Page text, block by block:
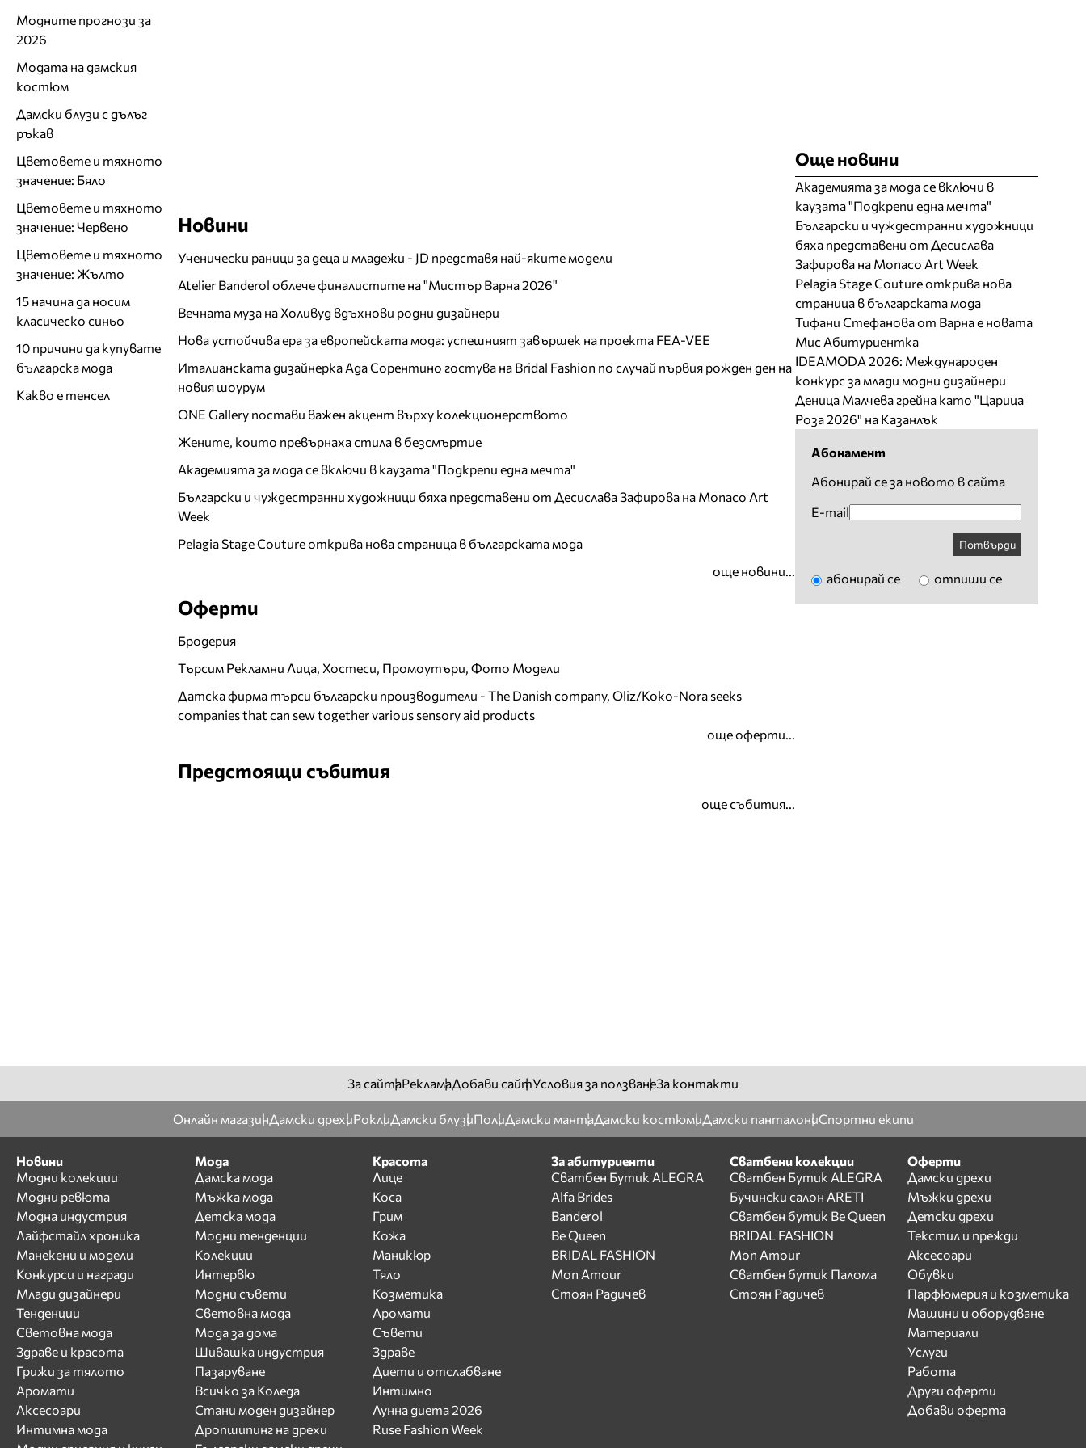
Новини
Ученически раници за деца и младежи - JD представя най-яките модели
Atelier Banderol облече финалистите на "Мистър Варна 2026"
Вечната муза на Холивуд вдъхнови родни дизайнери
Нова устойчива ера за европейската мода: успешният завършек на проекта FEA-VEE
Италианската дизайнерка Ада Сорентино гостува на Bridal Fashion по случай първия рожден ден на
новия шоурум
ONE Gallery постави важен акцент върху колекционерството
Жените, които превърнаха стила в безсмъртие
Академията за мода се включи в каузата "Подкрепи една мечта"
Български и чуждестранни художници бяха представени от Десислава Зафирова на Monaco Art
Week
Pelagia Stage Couture открива нова страница в българската мода
още новини...
Оферти
Бродерия
Търсим Рекламни Лица, Хостеси, Промоутъри, Фото Модели
Датска фирма търси български производители - The Danish company, Oliz/Koko-Nora seeks
companies that can sew together various sensory aid products
още оферти...
Предстоящи събития
още събития...
Модните прогнози за
2026
Модата на дамския
костюм
Дамски блузи с дълъг
ръкав
Цветовете и тяхното
значение: Бяло
Цветовете и тяхното
значение: Червено
Цветовете и тяхното
значение: Жълто
15 начина да носим
класическо синьо
10 причини да купувате
българска мода
Какво е тенсел
Още новини
Академията за мода се включи в
каузата "Подкрепи една мечта"
Български и чуждестранни художници
бяха представени от Десислава
Зафирова на Monaco Art Week
Pelagia Stage Couture открива нова
страница в българската мода
Тифани Стефанова от Варна е новата
Мис Абитуриентка
IDEAMODA 2026: Международен
конкурс за млади модни дизайнери
Деница Малчева грейна като "Царица
Роза 2026" на Казанлък
Абонамент
Абонирай се за новото в сайта
E-mail
Потвърди
абонирай се отпиши се
За сайтаРекламаДобави сайтУсловия за ползванеЗа контакти
Онлайн магазинДамски дрехиРоклиДамски блузиПолиДамски мантаДамски костюмиДамски панталониСпортни екипи
Новини
Модни колекции
Модни ревюта
Модна индустрия
Лайфстайл хроника
Манекени и модели
Конкурси и награди
Млади дизайнери
Тенденции
Световна мода
Здраве и красота
Грижи за тялото
Аромати
Аксесоари
Интимна мода
Мода
Дамска мода
Мъжка мода
Детска мода
Модни тенденции
Колекции
Интервю
Модни съвети
Световна мода
Мода за дома
Шивашка индустрия
Пазаруване
Всичко за Коледа
Стани моден дизайнер
Дропшипинг на дрехи
Красота
Лице
Коса
Грим
Кожа
Маникюр
Тяло
Козметика
Аромати
Съвети
Здраве
Диети и отслабване
Интимно
Лунна диета 2026
Ruse Fashion Week
За абитуриенти
Сватбен Бутик ALEGRA
Alfa Brides
Banderol
Be Queen
BRIDAL FASHION
Mon Amour
Стоян Радичев
Сватбени колекции
Сватбен Бутик ALEGRA
Бучински салон ARETI
Сватбен бутик Be Queen
BRIDAL FASHION
Mon Amour
Сватбен бутик Палома
Стоян Радичев
Оферти
Дамски дрехи
Мъжки дрехи
Детски дрехи
Текстил и прежди
Аксесоари
Обувки
Парфюмерия и козметика
Машини и оборудване
Материали
Услуги
Работа
Други оферти
Добави оферта